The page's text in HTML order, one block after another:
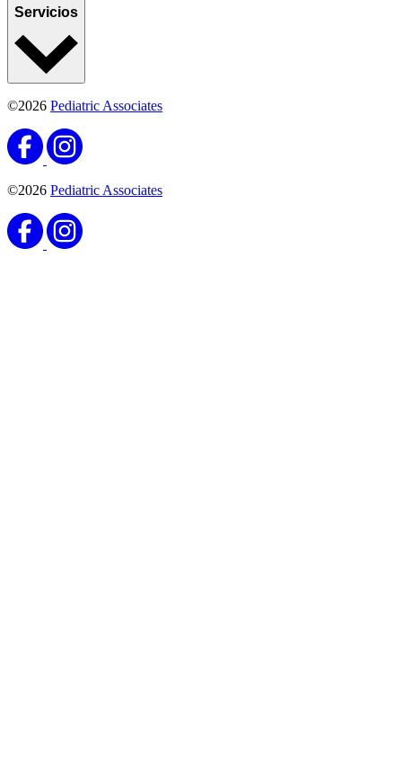
Servicios
©2026 Pediatric Associates
©2026 Pediatric Associates